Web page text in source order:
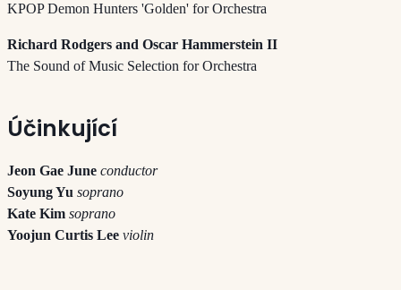
KPOP Demon Hunters 'Golden' for Orchestra
Richard Rodgers and Oscar Hammerstein II
The Sound of Music Selection for Orchestra
Účinkující
Jeon Gae June conductor
Soyung Yu soprano
Kate Kim soprano
Yoojun Curtis Lee violin